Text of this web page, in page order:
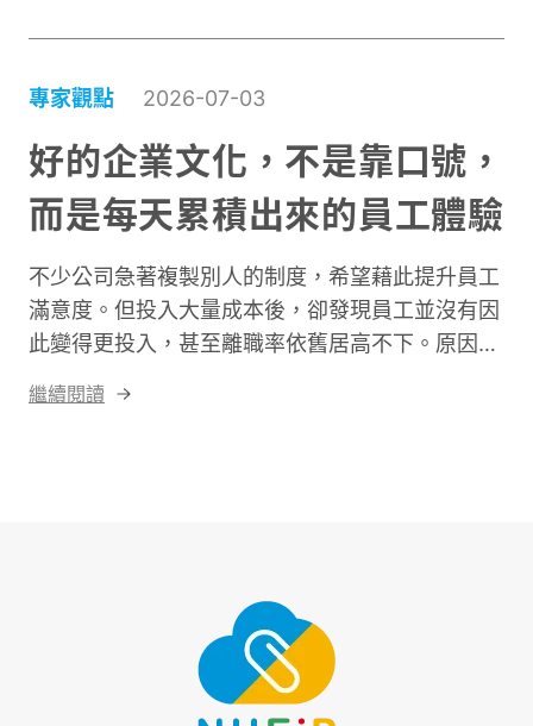
專家觀點 2026-07-03
好的企業文化，不是靠口號，
而是每天累積出來的員工體驗
不少公司急著複製別人的制度，希望藉此提升員工
滿意度。但投入大量成本後，卻發現員工並沒有因
此變得更投入，甚至離職率依舊居高不下。原因很
背後的管理理念。真正決定員工體驗的，不是企業
繼續閱讀